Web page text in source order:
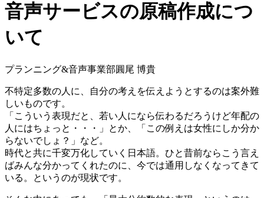
音声サービスの原稿作成につ
いて
プランニング&音声事業部圓尾 博貴
不特定多数の人に、自分の考えを伝えようとするのは案外難
しいものです。
「こういう表現だと、若い人になら伝わるだろうけど年配の
人にはちょっと・・・」とか、「この例えは女性にしか分か
らないでしょ？」など。
時代と共に千変万化していく日本語。ひと昔前ならこう言え
ばみんな分かってくれたのに、今では通用しなくなってきて
いる。というのが現状です。